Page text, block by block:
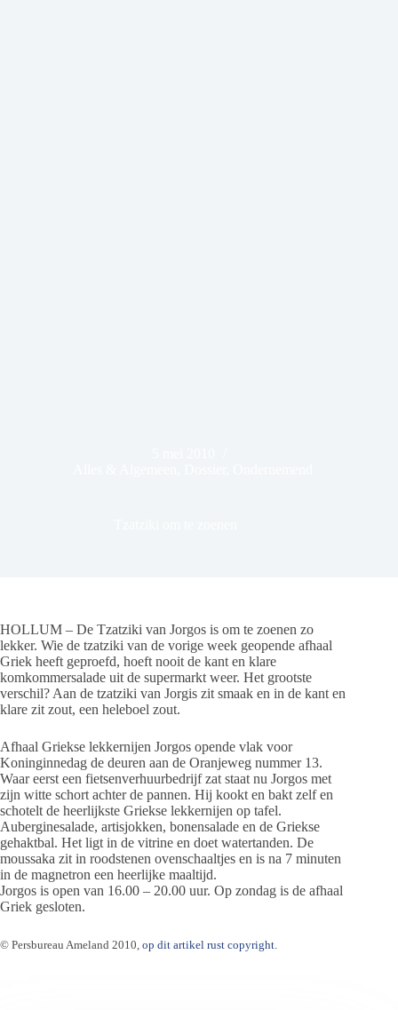
HOLLUM – De Tzatziki van Jorgos is om te zoenen zo
lekker. Wie de tzatziki van de vorige week geopende afhaal
Griek heeft geproefd, hoeft nooit de kant en klare
komkommersalade uit de supermarkt weer. Het grootste
verschil? Aan de tzatziki van Jorgis zit smaak en in de kant en
klare zit zout, een heleboel zout.
Afhaal Griekse lekkernijen Jorgos opende vlak voor
Koninginnedag de deuren aan de Oranjeweg nummer 13.
Waar eerst een fietsenverhuurbedrijf zat staat nu Jorgos met
zijn witte schort achter de pannen. Hij kookt en bakt zelf en
schotelt de heerlijkste Griekse lekkernijen op tafel.
Auberginesalade, artisjokken, bonensalade en de Griekse
gehaktbal. Het ligt in de vitrine en doet watertanden. De
moussaka zit in roodstenen ovenschaaltjes en is na 7 minuten
in de magnetron een heerlijke maaltijd.
Jorgos is open van 16.00 – 20.00 uur. Op zondag is de afhaal
Griek gesloten.
© Persbureau Ameland 2010, op dit artikel rust copyright.